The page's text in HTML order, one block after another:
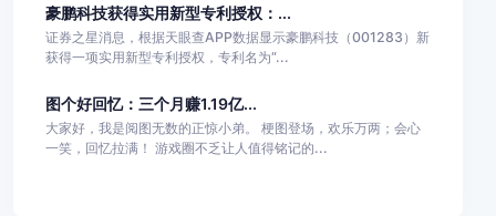
豪鹏科技获得实用新型专利授权：...
证券之星消息，根据天眼查APP数据显示豪鹏科技（001283）新
获得一项实用新型专利授权，专利名为“...
图个好回忆：三个月赚1.19亿...
大家好，我是阅图无数的正惊小弟。 梗图登场，欢乐万两；会心
一笑，回忆拉满！ 游戏圈不乏让人值得铭记的...